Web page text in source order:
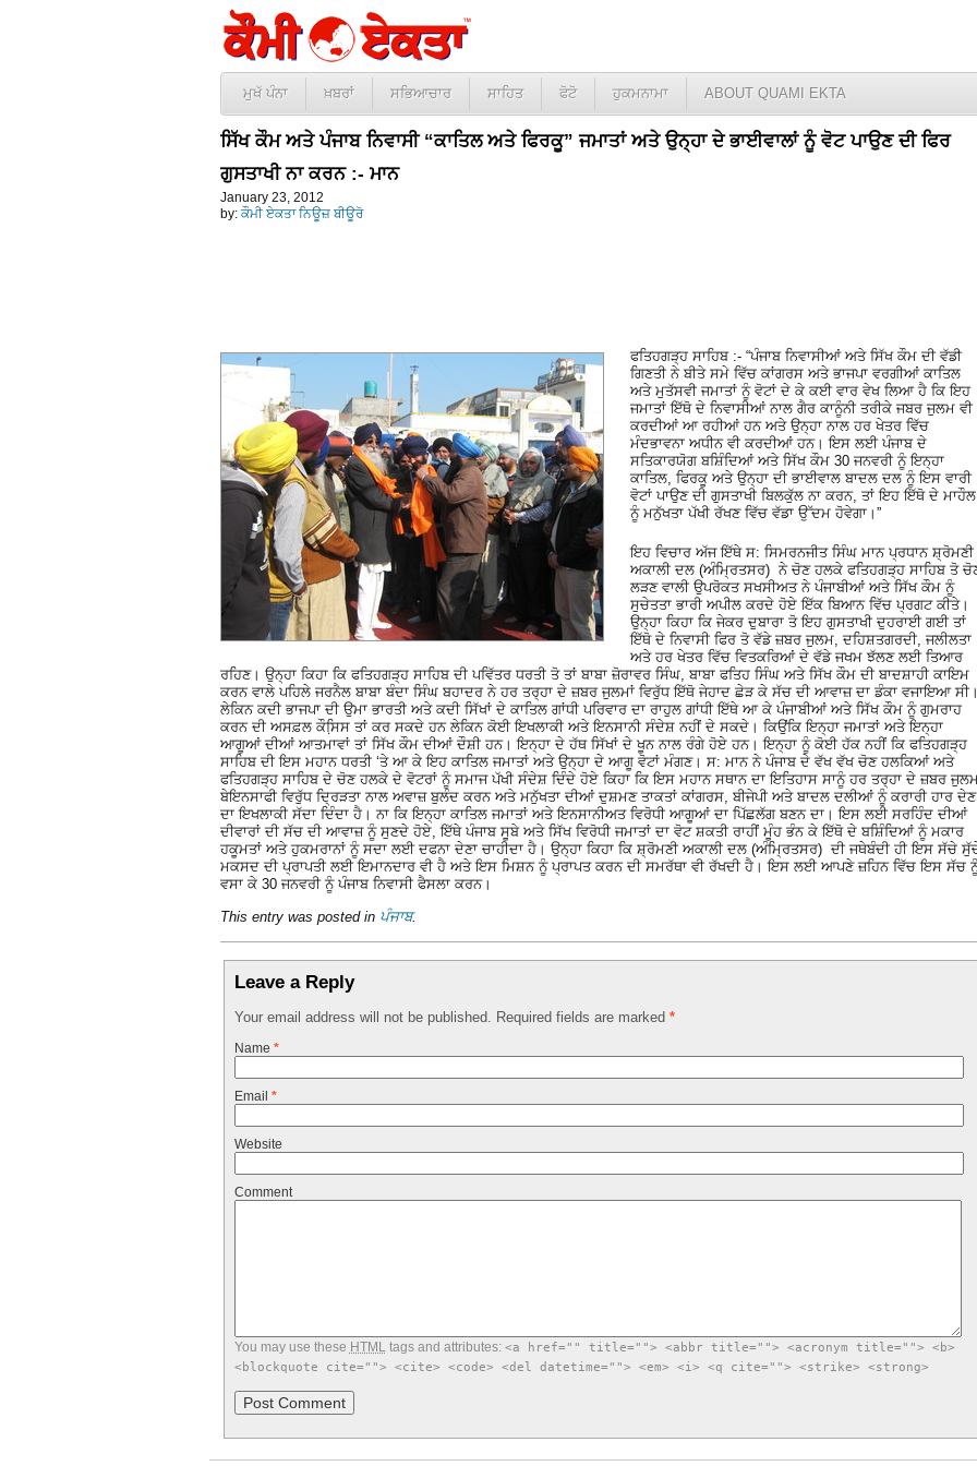
ਮੁਖੱ ਪੰਨਾ ਖ਼ਬਰਾਂ ਸਭਿਆਚਾਰ ਸਾਹਿਤ ਫੋਟੋ ਹੁਕਮਨਾਮਾ ABOUT QUAMI EKTA
ਸਿੱਖ ਕੌਮ ਅਤੇ ਪੰਜਾਬ ਨਿਵਾਸੀ “ਕਾਤਿਲ ਅਤੇ ਫਿਰਕੂ” ਜਮਾਤਾਂ ਅਤੇ ਉਨ੍ਹਾ ਦੇ ਭਾਈਵਾਲਾਂ ਨੂੰ ਵੋਟ ਪਾਉਣ ਦੀ ਫਿਰ
ਗੁਸਤਾਖੀ ਨਾ ਕਰਨ :- ਮਾਨ
January 23, 2012
by: ਕੌਮੀ ਏਕਤਾ ਨਿਊਜ਼ ਬੀਊਰੋ
ਫਤਿਹਗੜ੍ਹ ਸਾਹਿਬ :- “ਪੰਜਾਬ ਨਿਵਾਸੀਆਂ ਅਤੇ ਸਿੱਖ ਕੌਮ ਦੀ ਵੱਡੀ
ਗਿਣਤੀ ਨੇ ਬੀਤੇ ਸਮੇ ਵਿੱਚ ਕਾਂਗਰਸ ਅਤੇ ਭਾਜਪਾ ਵਰਗੀਆਂ ਕਾਤਿਲ
ਅਤੇ ਮੁਤੱਸਵੀ ਜਮਾਤਾਂ ਨੂੰ ਵੋਟਾਂ ਦੇ ਕੇ ਕਈ ਵਾਰ ਵੇਖ ਲਿਆ ਹੈ ਕਿ ਇਹ
ਜਮਾਤਾਂ ਇੱਥੋ ਦੇ ਨਿਵਾਸੀਆਂ ਨਾਲ ਗੈਰ ਕਾਨੂੰਨੀ ਤਰੀਕੇ ਜਬਰ ਜੁਲਮ ਵੀ
ਕਰਦੀਆਂ ਆ ਰਹੀਆਂ ਹਨ ਅਤੇ ਉਨ੍ਹਾ ਨਾਲ ਹਰ ਖੇਤਰ ਵਿੱਚ
ਮੰਦਭਾਵਨਾ ਅਧੀਨ ਵੀ ਕਰਦੀਆਂ ਹਨ। ਇਸ ਲਈ ਪੰਜਾਬ ਦੇ
ਸਤਿਕਾਰਯੋਗ ਬਸ਼ਿੰਦਿਆਂ ਅਤੇ ਸਿੱਖ ਕੌਮ 30 ਜਨਵਰੀ ਨੂੰ ਇਨ੍ਹਾ
ਕਾਤਿਲ, ਫਿਰਕੂ ਅਤੇ ਉਨ੍ਹਾ ਦੀ ਭਾਈਵਾਲ ਬਾਦਲ ਦਲ ਨੂੰ ਇਸ ਵਾਰੀ
ਵੋਟਾਂ ਪਾਉਣ ਦੀ ਗੁਸਤਾਖੀ ਬਿਲਕੁੱਲ ਨਾ ਕਰਨ, ਤਾਂ ਇਹ ਇੱਥੋ ਦੇ ਮਾਹੌਲ
ਨੂੰ ਮਨੁੱਖਤਾ ਪੱਖੀ ਰੱਖਣ ਵਿੱਚ ਵੱਡਾ ਉੱਦਮ ਹੋਵੇਗਾ।”
ਇਹ ਵਿਚਾਰ ਅੱਜ ਇੱਥੇ ਸ: ਸਿਮਰਨਜੀਤ ਸਿੰਘ ਮਾਨ ਪ੍ਰਧਾਨ ਸ਼੍ਰੋਮਣੀ
ਅਕਾਲੀ ਦਲ (ਅੰਮ੍ਰਿਤਸਰ) ਨੇ ਚੋਣ ਹਲਕੇ ਫਤਿਹਗੜ੍ਹ ਸਾਹਿਬ ਤੋ
ਲੜਣ ਵਾਲੀ ਉਪਰੋਕਤ ਸਖਸੀਅਤ ਨੇ ਪੰਜਾਬੀਆਂ ਅਤੇ ਸਿੱਖ ਕੌਮ ਨੂੰ
ਸੁਚੇਤਤਾ ਭਾਰੀ ਅਪੀਲ ਕਰਦੇ ਹੋਏ ਇੱਕ ਬਿਆਨ ਵਿੱਚ ਪ੍ਰਗਟ ਕੀਤੇ।
ਉਨ੍ਹਾ ਕਿਹਾ ਕਿ ਜੇਕਰ ਦੁਬਾਰਾ ਤੋ ਇਹ ਗੁਸਤਾਖੀ ਦੁਹਰਾਈ ਗਈ ਤਾਂ
ਇੱਥੋ ਦੇ ਨਿਵਾਸੀ ਫਿਰ ਤੋ ਵੱਡੇ ਜ਼ਬਰ ਜੁਲਮ, ਦਹਿਸ਼ਤਗਰਦੀ, ਜਲੀਲਤਾ
ਅਤੇ ਹਰ ਖੇਤਰ ਵਿੱਚ ਵਿਤਕਰਿਆਂ ਦੇ ਵੱਡੇ ਜਖਮ ਝੱਲਣ ਲਈ ਤਿਆਰ
ਰਹਿਣ। ਉਨ੍ਹਾ ਕਿਹਾ ਕਿ ਫਤਿਹਗੜ੍ਹ ਸਾਹਿਬ ਦੀ ਪਵਿੱਤਰ ਧਰਤੀ ਤੋ ਤਾਂ ਬਾਬਾ ਜ਼ੋਰਾਵਰ ਸਿੰਘ, ਬਾਬਾ ਫਤਿਹ ਸਿੰਘ ਅਤੇ ਸਿੱਖ ਕੌਮ ਦੀ ਬਾਦਸ਼ਾਹੀ ਕਾਇਮ
ਕਰਨ ਵਾਲੇ ਪਹਿਲੇ ਜਰਨੈਲ ਬਾਬਾ ਬੰਦਾ ਸਿੰਘ ਬਹਾਦਰ ਨੇ ਹਰ ਤਰ੍ਹਾ ਦੇ ਜ਼ਬਰ ਜੁਲਮਾਂ ਵਿਰੁੱਧ ਇੱਥੋ ਜੇਹਾਦ ਛੇੜ ਕੇ ਸੱਚ ਦੀ ਆਵਾਜ਼ ਦਾ ਡੰਕਾ ਵਜਾਇਆ ਸੀ।
ਲੇਕਿਨ ਕਦੀ ਭਾਜਪਾ ਦੀ ਉਮਾ ਭਾਰਤੀ ਅਤੇ ਕਦੀ ਸਿੱਖਾਂ ਦੇ ਕਾਤਿਲ ਗਾਂਧੀ ਪਰਿਵਾਰ ਦਾ ਰਾਹੁਲ ਗਾਂਧੀ ਇੱਥੇ ਆ ਕੇ ਪੰਜਾਬੀਆਂ ਅਤੇ ਸਿੱਖ ਕੌਮ ਨੂੰ ਗੁਮਰਾਹ
ਕਰਨ ਦੀ ਅਸਫ਼ਲ ਕੌਸਿ਼ਸ ਤਾਂ ਕਰ ਸਕਦੇ ਹਨ ਲੇਕਿਨ ਕੋਈ ਇਖਲਾਕੀ ਅਤੇ ਇਨਸਾਨੀ ਸੰਦੇਸ਼ ਨਹੀਂ ਦੇ ਸਕਦੇ। ਕਿਉਂਕਿ ਇਨ੍ਹਾ ਜਮਾਤਾਂ ਅਤੇ ਇਨ੍ਹਾ
ਆਗੂਆਂ ਦੀਆਂ ਆਤਮਾਵਾਂ ਤਾਂ ਸਿੱਖ ਕੌਮ ਦੀਆਂ ਦੌਸ਼ੀ ਹਨ। ਇਨ੍ਹਾ ਦੇ ਹੱਥ ਸਿੱਖਾਂ ਦੇ ਖੂਨ ਨਾਲ ਰੰਗੇ ਹੋਏ ਹਨ। ਇਨ੍ਹਾ ਨੂੰ ਕੋਈ ਹੱਕ ਨਹੀਂ ਕਿ ਫਤਿਹਗੜ੍ਹ
ਸਾਹਿਬ ਦੀ ਇਸ ਮਹਾਨ ਧਰਤੀ ‘ਤੇ ਆ ਕੇ ਇਹ ਕਾਤਿਲ ਜਮਾਤਾਂ ਅਤੇ ਉਨ੍ਹਾ ਦੇ ਆਗੂ ਵੋਟਾਂ ਮੰਗਣ। ਸ: ਮਾਨ ਨੇ ਪੰਜਾਬ ਦੇ ਵੱਖ ਵੱਖ ਚੋਣ ਹਲਕਿਆਂ ਅਤੇ
ਫਤਿਹਗੜ੍ਹ ਸਾਹਿਬ ਦੇ ਚੋਣ ਹਲਕੇ ਦੇ ਵੋਟਰਾਂ ਨੂੰ ਸਮਾਜ ਪੱਖੀ ਸੰਦੇਸ਼ ਦਿੰਦੇ ਹੋਏ ਕਿਹਾ ਕਿ ਇਸ ਮਹਾਨ ਸਥਾਨ ਦਾ ਇਤਿਹਾਸ ਸਾਨੂੰ ਹਰ ਤਰ੍ਹਾ ਦੇ ਜ਼ਬਰ
ਬੇਇਨਸਾਫੀ ਵਿਰੁੱਧ ਦ੍ਰਿੜਤਾ ਨਾਲ ਅਵਾਜ਼ ਬੁਲੰਦ ਕਰਨ ਅਤੇ ਮਨੁੱਖਤਾ ਦੀਆਂ ਦੁਸ਼ਮਣ ਤਾਕਤਾਂ ਕਾਂਗਰਸ, ਬੀਜੇਪੀ ਅਤੇ ਬਾਦਲ ਦਲੀਆਂ ਨੂੰ ਕਰਾਰੀ ਹਾਰ ਦੇਣ
ਦਾ ਇਖਲਾਕੀ ਸੱਦਾ ਦਿੰਦਾ ਹੈ। ਨਾ ਕਿ ਇਨ੍ਹਾ ਕਾਤਿਲ ਜਮਾਤਾਂ ਅਤੇ ਇਨਸਾਨੀਅਤ ਵਿਰੋਧੀ ਆਗੂਆਂ ਦਾ ਪਿੱਛਲੱਗ ਬਣਨ ਦਾ। ਇਸ ਲਈ ਸਰਹਿੰਦ ਦੀਆਂ
ਦੀਵਾਰਾਂ ਦੀ ਸੱਚ ਦੀ ਆਵਾਜ਼ ਨੂੰ ਸੁਣਦੇ ਹੋਏ, ਇੱਥੇ ਪੰਜਾਬ ਸੂਬੇ ਅਤੇ ਸਿੱਖ ਵਿਰੋਧੀ ਜਮਾਤਾਂ ਦਾ ਵੋਟ ਸ਼ਕਤੀ ਰਾਹੀਂ ਮੂੰਹ ਭੰਨ ਕੇ ਇੱਥੋ ਦੇ ਬਸ਼ਿੰਦਿਆਂ ਨੂੰ ਮਕਾਰ
ਹਕੂਮਤਾਂ ਅਤੇ ਹੁਕਮਰਾਨਾਂ ਨੂੰ ਸਦਾ ਲਈ ਦਫਨਾ ਦੇਣਾ ਚਾਹੀਦਾ ਹੈ। ਉਨ੍ਹਾ ਕਿਹਾ ਕਿ ਸ਼੍ਰੋਮਣੀ ਅਕਾਲੀ ਦਲ (ਅੰਮ੍ਰਿਤਸਰ) ਦੀ ਜਥੇਬੰਦੀ ਹੀ ਇਸ ਸੱਚੇ
ਮਕਸਦ ਦੀ ਪ੍ਰਾਪਤੀ ਲਈ ਇਮਾਨਦਾਰ ਵੀ ਹੈ ਅਤੇ ਇਸ ਮਿਸ਼ਨ ਨੂੰ ਪ੍ਰਾਪਤ ਕਰਨ ਦੀ ਸਮਰੱਥਾ ਵੀ ਰੱਖਦੀ ਹੈ। ਇਸ ਲਈ ਆਪਣੇ ਜ਼ਹਿਨ ਵਿੱਚ ਇਸ ਸੱਚ
ਵਸਾ ਕੇ 30 ਜਨਵਰੀ ਨੂੰ ਪੰਜਾਬ ਨਿਵਾਸੀ ਫੈਸਲਾ ਕਰਨ।
This entry was posted in ਪੰਜਾਬ.
Leave a Reply
Your email address will not be published. Required fields are marked *
Name *
Email *
Website
Comment
You may use these HTMLtags and attributes: <a href="" title=""> <abbr title=""> <acronym title=""> <b>
<blockquote cite=""> <cite> <code> <del datetime=""> <em> <i> <q cite=""> <strike> <strong>